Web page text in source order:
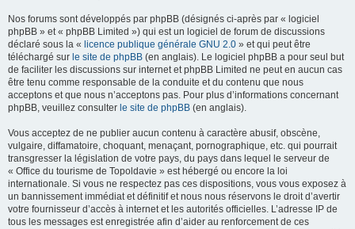
Nos forums sont développés par phpBB (désignés ci-après par « logiciel
phpBB » et « phpBB Limited ») qui est un logiciel de forum de discussions
déclaré sous la « licence publique générale GNU 2.0 » et qui peut être
téléchargé sur le site de phpBB (en anglais). Le logiciel phpBB a pour seul but
de faciliter les discussions sur internet et phpBB Limited ne peut en aucun cas
être tenu comme responsable de la conduite et du contenu que nous
acceptons et que nous n’acceptons pas. Pour plus d’informations concernant
phpBB, veuillez consulter le site de phpBB (en anglais).
Vous acceptez de ne publier aucun contenu à caractère abusif, obscène,
vulgaire, diffamatoire, choquant, menaçant, pornographique, etc. qui pourrait
transgresser la législation de votre pays, du pays dans lequel le serveur de
« Office du tourisme de Topoldavie » est hébergé ou encore la loi
internationale. Si vous ne respectez pas ces dispositions, vous vous exposez à
un bannissement immédiat et définitif et nous nous réservons le droit d’avertir
votre fournisseur d’accès à internet et les autorités officielles. L’adresse IP de
tous les messages est enregistrée afin d’aider au renforcement de ces